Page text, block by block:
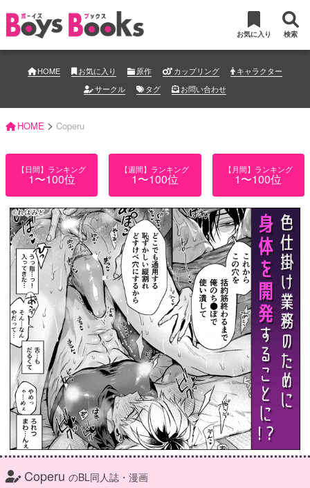
お気に入り 検索
HOME お気に入り 原作 カップリング
キャラクター
サークル
タグ お問い合わせ
HOME > Coperu
【日間】ランキング
1〜100位
【週間】ランキング
1〜100位
【月間】ランキング
1〜100位
Coperu のBL同人誌・漫画